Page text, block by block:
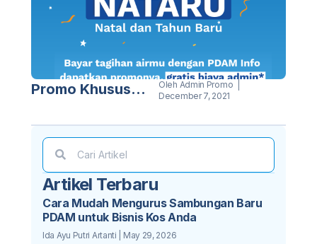
Promo Khusus
Oleh Admin Promo
December 7, 2021
Artikel Terbaru
Cara Mudah Mengurus Sambungan Baru
PDAM untuk Bisnis Kos Anda
Ida Ayu Putri Artanti
May 29, 2026